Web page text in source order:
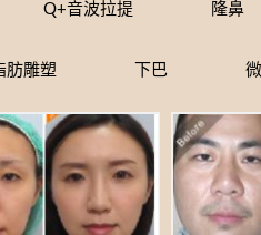
提可塑 極線音波拉提
Q+音波拉提 隆鼻
肪雕塑 下巴